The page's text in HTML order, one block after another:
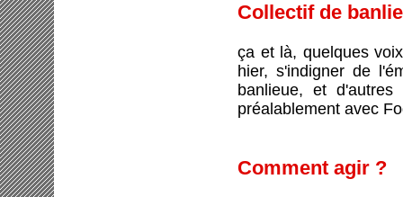
Collectif de
ça et là, quelques
hier, s'indigner de
banlieue, et
préalablement avec
Comment agir ?